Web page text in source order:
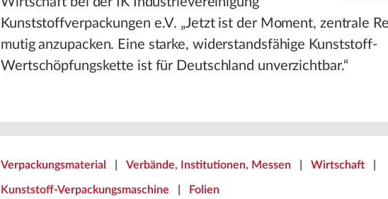
Kunststoffverpackungen e.V. „Jetzt ist der Moment, zentrale
mutig anzupacken. Eine starke, widerstandsfähige Kunststoff-
Wertschöpfungskette ist für Deutschland unverzichtbar.“
Verpackungsmaterial Verbände, Institutionen, Messen Wirtschaft
Kunststoff-Verpackungsmaschine Folien